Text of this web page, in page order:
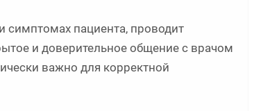
симптомах пациента, проводит
и доверительное общение с врачом
важно для корректной